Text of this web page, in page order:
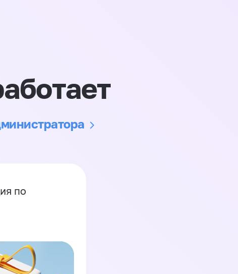
по